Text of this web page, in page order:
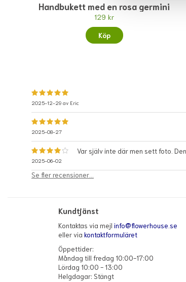
Handbukett med en rosa germini
129 kr
Köp
2025-12-29 av Eric
2025-08-27
2025-06-02
Var själv inte där men sett foto.
Se fler recensioner...
Kundtjänst
Kontaktas via mejlinfo@flowerhouse.se
eller viakontaktformuläret
Öppettider:
Måndag till fredag 10:00-17:00
Lördag 10:00 - 13:00
Helgdagar: Stängt